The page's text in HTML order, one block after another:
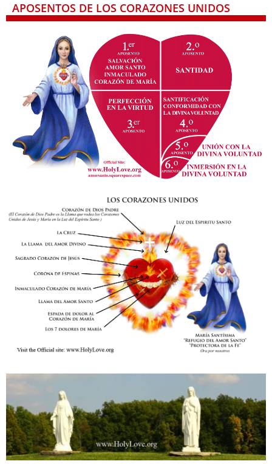
APOSENTOS DE LOS CORAZONES UNIDOS